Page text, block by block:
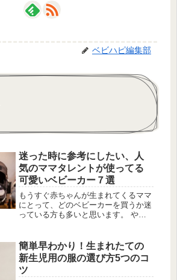
ベビハピ編集部
迷った時に参考にしたい、人
気のママタレントが使ってる
可愛いベビーカー７選
もうすぐ赤ちゃんが生まれてくるママ
にとって、どのベビーカーを買うか迷
っている方も多いと思います。 やっ
ね！？ ママタレントも使っている可
愛いベビーカー・ベビーグッズをご紹
介いた...
簡単早わかり！生まれたての
新生児用の服の選び方5つのコ
ツ